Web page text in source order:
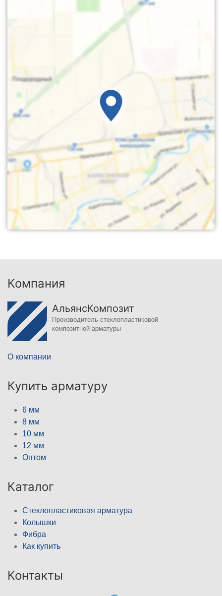
Компания
АльянсКомпозит
Производитель стеклопластиковой
композитной арматуры
О компании
Купить арматуру
6 мм
8 мм
10 мм
12 мм
Оптом
Каталог
Стеклопластиковая арматура
Колышки
Фибра
Как купить
Контакты